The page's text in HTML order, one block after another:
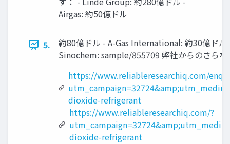
Airgas: 約50億ドル
5.
約80億ドル - A-Gas International: 約30億ド
Sinochem: sample/855709 弊社からのさら
https://www.reliableresearchiq.com/
dioxide-refrigerant
https://www.reliableresearchiq.com/?
dioxide-refrigerant